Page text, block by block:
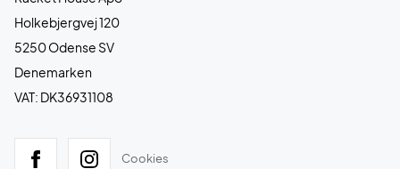
Holkebjergvej 120
5250 Odense SV
Denemarken
VAT: DK36931108
Cookies